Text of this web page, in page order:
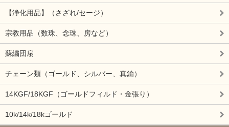
【浄化用品】（さざれ/セージ）
宗教用品（数珠、念珠、房など）
蘇繍団扇
チェーン類（ゴールド、シルバー、真鍮）
14KGF/18KGF（ゴールドフィルド・金張り）
10k/14k/18kゴールド